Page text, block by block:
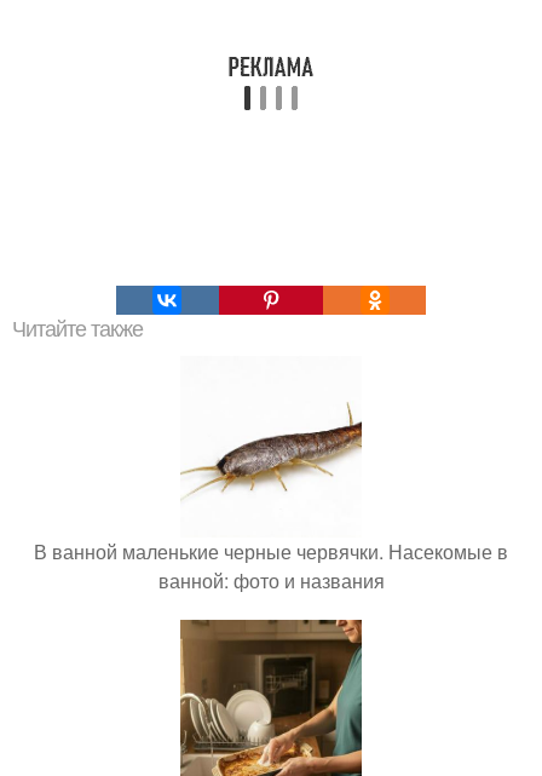
Читайте также
В ванной маленькие черные червячки. Насекомые в
ванной: фото и названия